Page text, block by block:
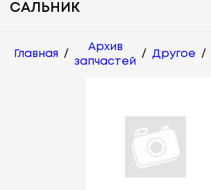
САЛЬНИК
Главная /
Архив
запчастей
/ Другое /